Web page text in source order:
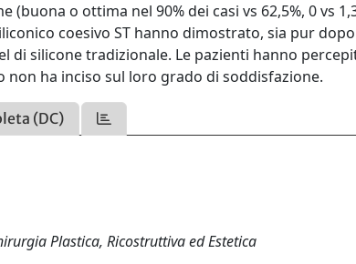
o ottima nel 90% dei casi vs 62,5%, 0 vs
coesivo ST hanno dimostrato, sia pur
silicone tradizionale. Le pazienti hanno
ha inciso sul loro grado di soddisfazione.
(DC)
Plastica, Ricostruttiva ed Estetica